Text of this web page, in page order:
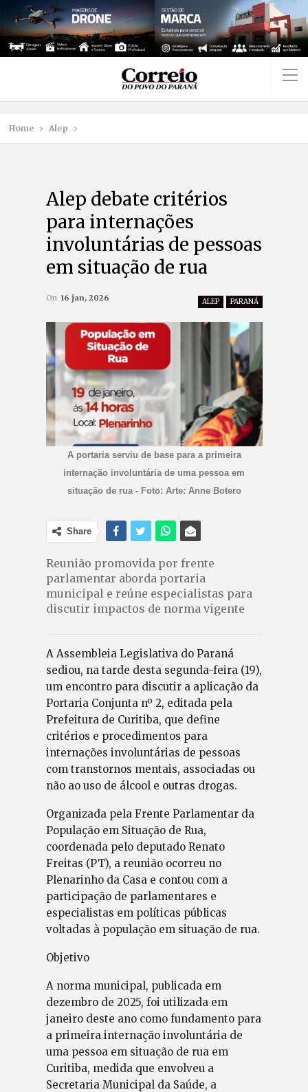
Home Alep
Alep debate critérios
para internações
involuntárias de pessoas
em situação de rua
ALEP PARANÁ
On 16 jan, 2026
A portaria serviu de base para a primeira
internação involuntária de uma pessoa em
situação de rua - Foto: Arte: Anne Botero
Share
Reunião promovida por frente
parlamentar aborda portaria
municipal e reúne especialistas para
discutir impactos de norma vigente
A Assembleia Legislativa do Paraná
sediou, na tarde desta segunda-feira (19),
um encontro para discutir a aplicação da
Portaria Conjunta nº 2, editada pela
Prefeitura de Curitiba, que define
critérios e procedimentos para
internações involuntárias de pessoas
com transtornos mentais, associadas ou
não ao uso de álcool e outras drogas.
Organizada pela Frente Parlamentar da
População em Situação de Rua,
coordenada pelo deputado Renato
Freitas (PT), a reunião ocorreu no
Plenarinho da Casa e contou com a
participação de parlamentares e
especialistas em políticas públicas
voltadas à população em situação de rua.
Objetivo
A norma municipal, publicada em
dezembro de 2025, foi utilizada em
janeiro deste ano como fundamento para
a primeira internação involuntária de
uma pessoa em situação de rua em
Curitiba, medida que envolveu a
Secretaria Municipal da Saúde, a